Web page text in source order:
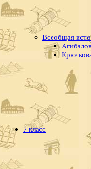
Всеобщая
7 класс